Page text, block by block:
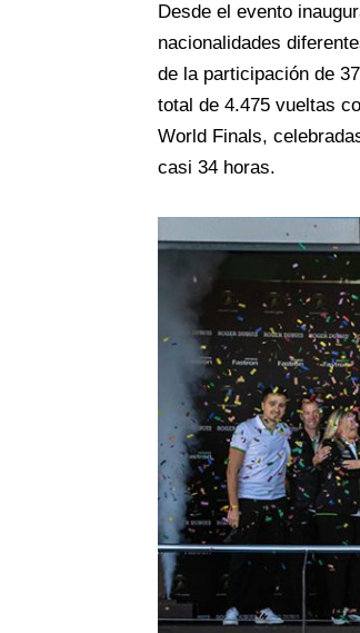
Desde el evento
nacionalidades
de la participación de
total de 4.475 vueltas
World Finals,
casi 34 horas.